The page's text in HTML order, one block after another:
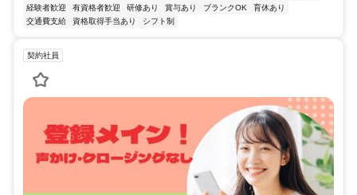
経験者歓迎
有資格者歓迎 研修あり 賞与あり ブランクOK
育休あり
交通費支給
資格取得手当あり シフト制
契約社員